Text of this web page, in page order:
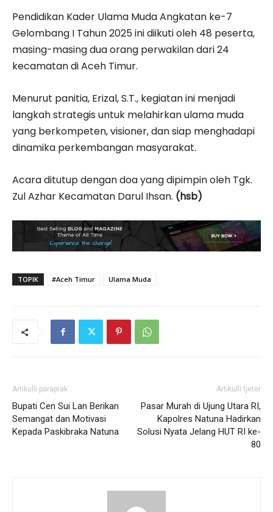
Pendidikan Kader Ulama Muda Angkatan ke-7
Gelombang I Tahun 2025 ini diikuti oleh 48 peserta,
masing-masing dua orang perwakilan dari 24
kecamatan di Aceh Timur.
Menurut panitia, Erizal, S.T., kegiatan ini menjadi
langkah strategis untuk melahirkan ulama muda
yang berkompeten, visioner, dan siap menghadapi
dinamika perkembangan masyarakat.
Acara ditutup dengan doa yang dipimpin oleh Tgk.
Zul Azhar Kecamatan Darul Ihsan. (hsb)
TOPIK #Aceh Timur Ulama Muda
Artikulli paraprak
Bupati Cen Sui Lan Berikan
Semangat dan Motivasi
Kepada Paskibraka Natuna
Artikulli tjetër
Pasar Murah di Ujung Utara RI,
Kapolres Natuna Hadirkan
Solusi Nyata Jelang HUT RI ke-
80